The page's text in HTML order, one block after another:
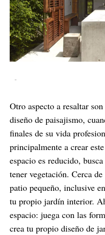
-
Otro aspecto a resaltar
diseño de paisajismo,
finales de su vida
principalmente a crear
espacio es reducido,
tener vegetación. Cerca
patio pequeño, inclusive
tu propio jardín interior.
espacio: juega con las
crea tu propio diseño de